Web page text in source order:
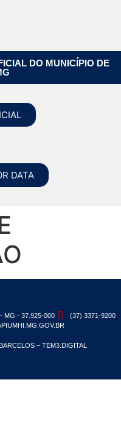
DO MUNICÍPIO DE
DATA
MG - 37.925-000
(37) 3371-9200
– TEM3.DIGITAL